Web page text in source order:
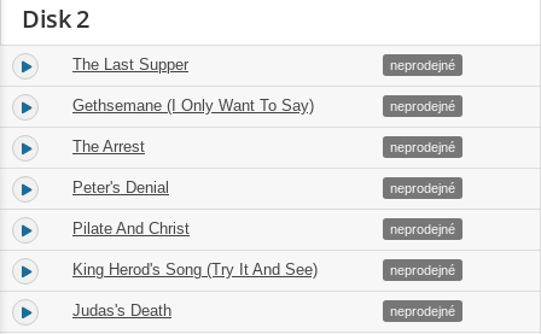
Disk 2
1. The Last Supper 07:09
neprodejné
2. Gethsemane (I Only Want To Say) 05:36
neprodejné
3. The Arrest 03:19
neprodejné
4. Peter's Denial 01:28
neprodejné
5. Pilate And Christ 02:44
neprodejné
6. King Herod's Song (Try It And See) 03:02
neprodejné
7. Judas's Death 04:15
neprodejné